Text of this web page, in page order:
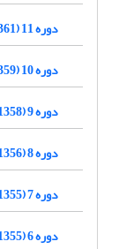
دوره 11 (1361)
دوره 10 (1359)
دوره 9 (1358)
دوره 8 (1356)
دوره 7 (1355)
دوره 6 (1355)